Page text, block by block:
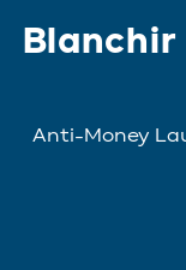
Blanchir
Anti-Money